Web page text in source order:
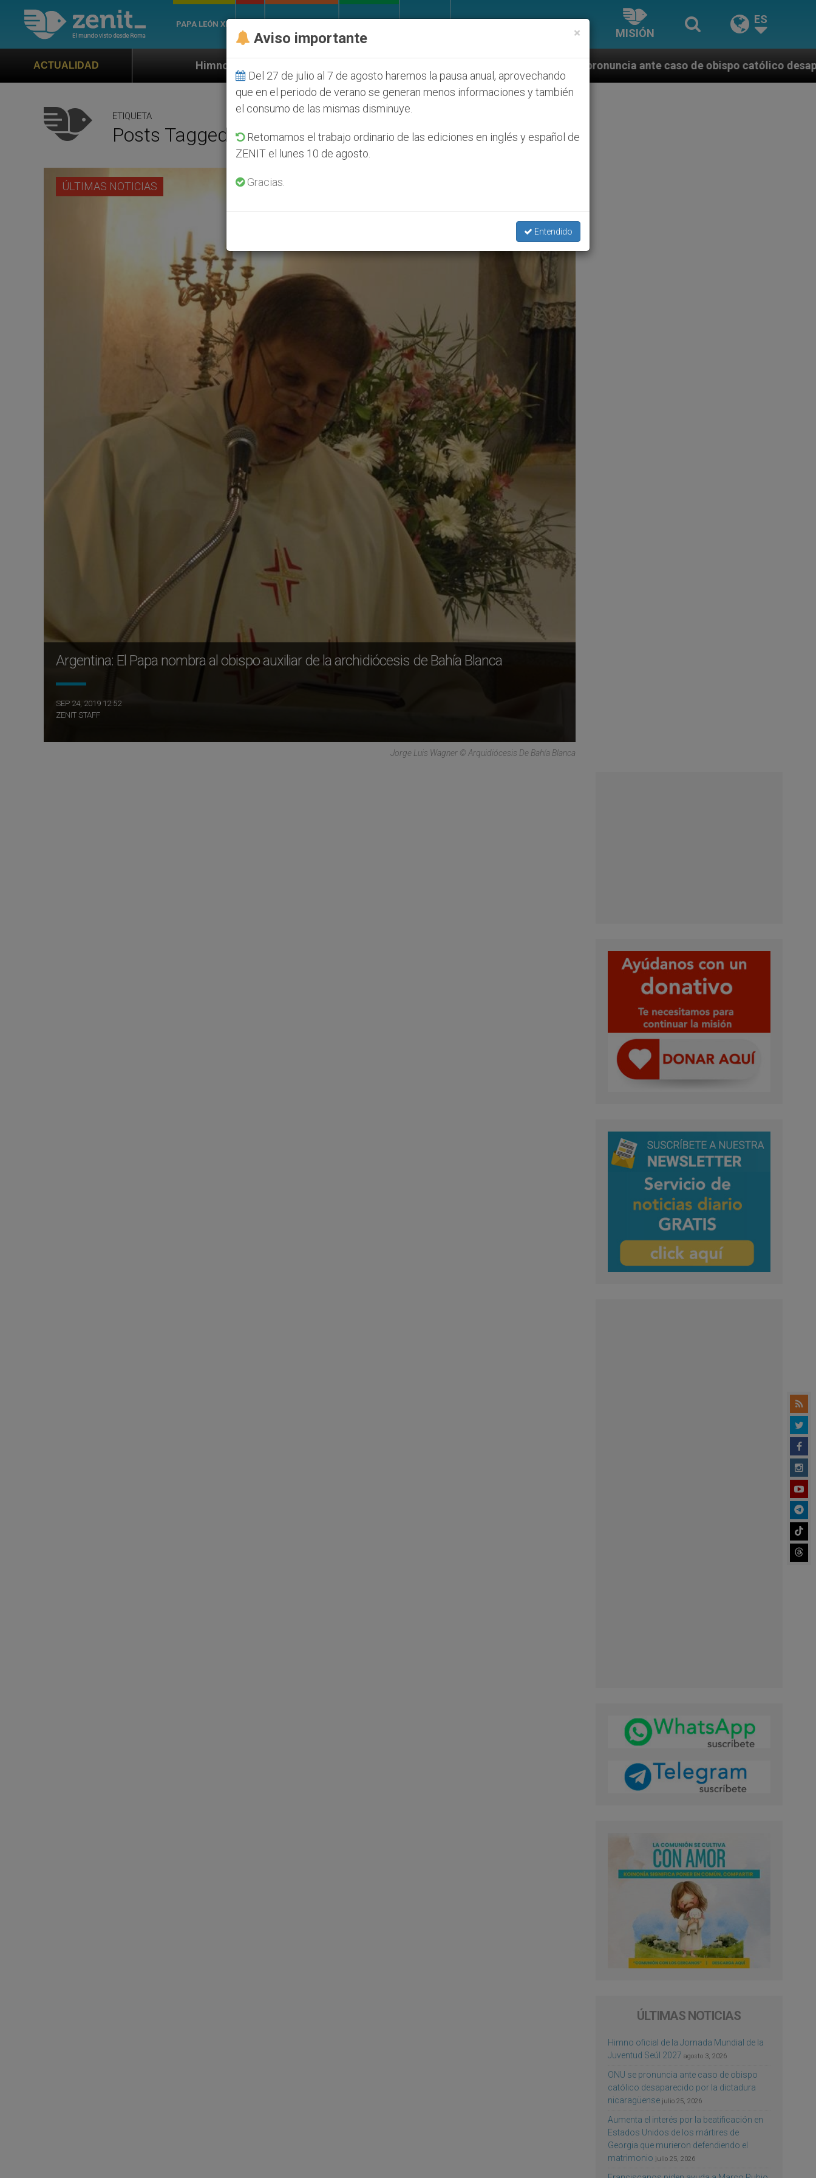
PAPA LEÓN XIV
MISIÓN
ES
ACTUALIDAD
Himno oficial de la Jornada Mundial de la Juventud Seúl 2027 ONU se pronuncia ante caso de obispo católico desaparecido por la dictadura
ETIQUETA
Posts Tagged ‘Jorge Luis Wagner’
ÚLTIMAS NOTICIAS
Argentina: El Papa nombra al obispo auxiliar de la archidiócesis de Bahía Blanca
SEP 24, 2019 12:52
ZENIT STAFF
Jorge Luis Wagner © Arquidiócesis De Bahía Blanca
ÚLTIMAS NOTICIAS
Himno oficial de la Jornada Mundial de la
Juventud Seúl 2027 agosto 3, 2026
ONU se pronuncia ante caso de obispo
católico desaparecido por la dictadura
nicaragüense julio 25, 2026
Aumenta el interés por la beatificación en
Estados Unidos de los mártires de
Georgia que murieron defendiendo el
matrimonio julio 25, 2026
×
Aviso importante
Del 27 de julio al 7 de agosto haremos la pausa anual, aprovechando
que en el periodo de verano se generan menos informaciones y también
el consumo de las mismas disminuye.
Retomamos el trabajo ordinario de las ediciones en inglés y español de
ZENIT el lunes 10 de agosto.
Gracias.
Entendido